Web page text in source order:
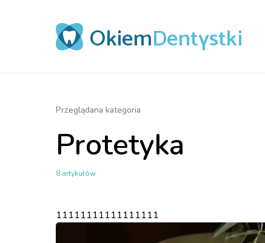
Przeglądana kategoria
Protetyka
8 artykułów
11111111111111111